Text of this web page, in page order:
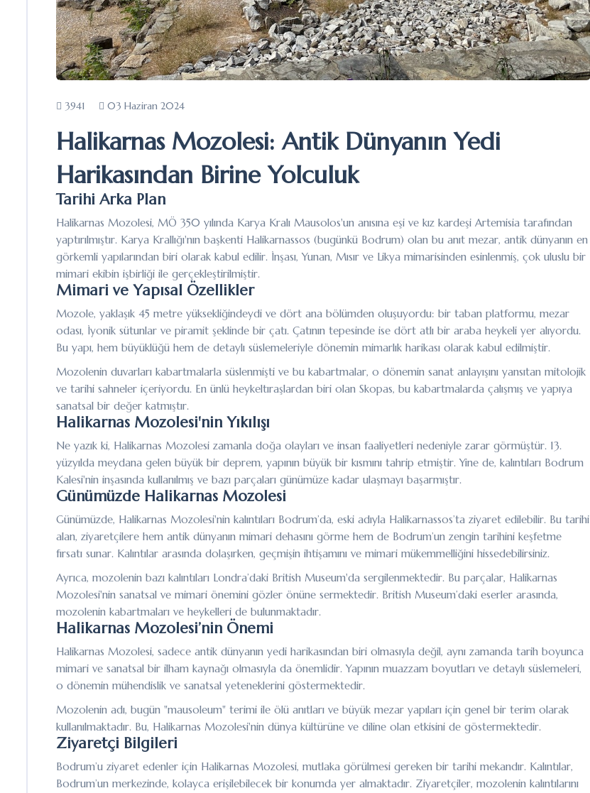
3941 03 Haziran 2024
Halikarnas Mozolesi: Antik Dünyanın Yedi
Harikasından Birine Yolculuk
Tarihi Arka Plan
Halikarnas Mozolesi, MÖ 350 yılında Karya Kralı Mausolos'un anısına eşi ve kız kardeşi Artemisia tarafından
yaptırılmıştır. Karya Krallığı'nın başkenti Halikarnassos (bugünkü Bodrum) olan bu anıt mezar, antik dünyanın en
görkemli yapılarından biri olarak kabul edilir. İnşası, Yunan, Mısır ve Likya mimarisinden esinlenmiş, çok uluslu bir
mimari ekibin işbirliği ile gerçekleştirilmiştir.
Mimari ve Yapısal Özellikler
Mozole, yaklaşık 45 metre yüksekliğindeydi ve dört ana bölümden oluşuyordu: bir taban platformu, mezar
odası, İyonik sütunlar ve piramit şeklinde bir çatı. Çatının tepesinde ise dört atlı bir araba heykeli yer alıyordu.
Bu yapı, hem büyüklüğü hem de detaylı süslemeleriyle dönemin mimarlık harikası olarak kabul edilmiştir.
Mozolenin duvarları kabartmalarla süslenmişti ve bu kabartmalar, o dönemin sanat anlayışını yansıtan mitolojik
ve tarihi sahneler içeriyordu. En ünlü heykeltıraşlardan biri olan Skopas, bu kabartmalarda çalışmış ve yapıya
sanatsal bir değer katmıştır.
Halikarnas Mozolesi'nin Yıkılışı
Ne yazık ki, Halikarnas Mozolesi zamanla doğa olayları ve insan faaliyetleri nedeniyle zarar görmüştür. 13.
yüzyılda meydana gelen büyük bir deprem, yapının büyük bir kısmını tahrip etmiştir. Yine de, kalıntıları Bodrum
Kalesi'nin inşasında kullanılmış ve bazı parçaları günümüze kadar ulaşmayı başarmıştır.
Günümüzde Halikarnas Mozolesi
Günümüzde, Halikarnas Mozolesi'nin kalıntıları Bodrum’da, eski adıyla Halikarnassos’ta ziyaret edilebilir. Bu tarihi
alan, ziyaretçilere hem antik dünyanın mimari dehasını görme hem de Bodrum’un zengin tarihini keşfetme
fırsatı sunar. Kalıntılar arasında dolaşırken, geçmişin ihtişamını ve mimari mükemmelliğini hissedebilirsiniz.
Ayrıca, mozolenin bazı kalıntıları Londra’daki British Museum'da sergilenmektedir. Bu parçalar, Halikarnas
Mozolesi'nin sanatsal ve mimari önemini gözler önüne sermektedir. British Museum’daki eserler arasında,
mozolenin kabartmaları ve heykelleri de bulunmaktadır.
Halikarnas Mozolesi’nin Önemi
Halikarnas Mozolesi, sadece antik dünyanın yedi harikasından biri olmasıyla değil, aynı zamanda tarih boyunca
mimari ve sanatsal bir ilham kaynağı olmasıyla da önemlidir. Yapının muazzam boyutları ve detaylı süslemeleri,
o dönemin mühendislik ve sanatsal yeteneklerini göstermektedir.
Mozolenin adı, bugün "mausoleum" terimi ile ölü anıtları ve büyük mezar yapıları için genel bir terim olarak
kullanılmaktadır. Bu, Halikarnas Mozolesi'nin dünya kültürüne ve diline olan etkisini de göstermektedir.
Ziyaretçi Bilgileri
Bodrum’u ziyaret edenler için Halikarnas Mozolesi, mutlaka görülmesi gereken bir tarihi mekandır. Kalıntılar,
Bodrum’un merkezinde, kolayca erişilebilecek bir konumda yer almaktadır. Ziyaretçiler, mozolenin kalıntılarını